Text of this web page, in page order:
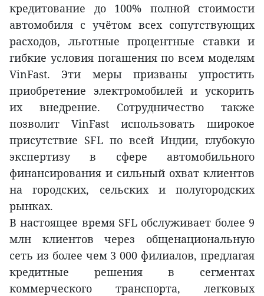
кредитование до 100% полной стоимости
автомобиля с учётом всех сопутствующих
расходов, льготные процентные ставки и
гибкие условия погашения по всем моделям
VinFast. Эти меры призваны упростить
приобретение электромобилей и ускорить
их внедрение. Сотрудничество также
позволит VinFast использовать широкое
присутствие SFL по всей Индии, глубокую
экспертизу в сфере автомобильного
финансирования и сильный охват клиентов
на городских, сельских и полугородских
рынках.
В настоящее время SFL обслуживает более 9
млн клиентов через общенациональную
сеть из более чем 3 000 филиалов, предлагая
кредитные решения в сегментах
коммерческого транспорта, легковых